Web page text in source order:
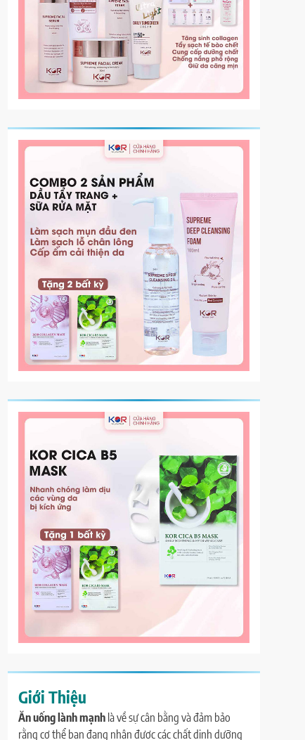
Giới Thiệu
Ăn uống lành mạnh là về sự cân bằng và đảm bảo
rằng cơ thể bạn đang nhận được các chất dinh dưỡng